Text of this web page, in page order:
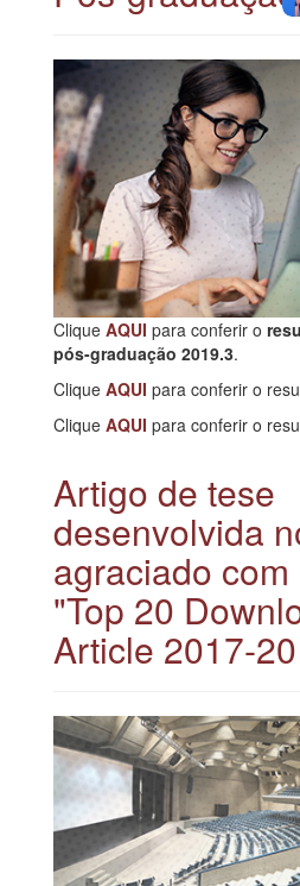
Clique AQUI para conferir o
pós-graduação 2019.3.
Clique AQUI para conferir o
Clique AQUI para conferir o
Artigo de tese
desenvolvida
agraciado
"Top 20
Article 2017-